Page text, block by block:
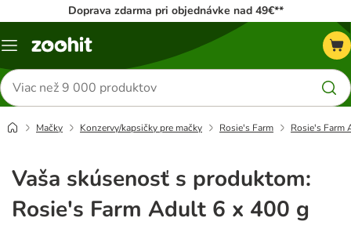
Doprava zdarma pri objednávke nad 49€**
Kategórie
Hľadať
produkty
Mačky Konzervy/kapsičky pre mačky Rosie's Farm Rosie's Farm
Vaša skúsenosť s produktom:
Rosie's Farm Adult 6 x 400 g